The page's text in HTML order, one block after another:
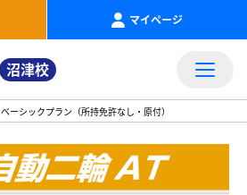
マイページ
沼津校
ベーシックプラン（所持免許なし・原付）